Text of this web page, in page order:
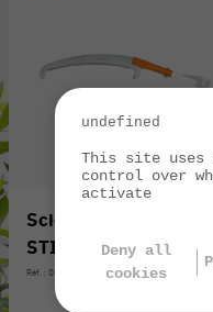
Scie télescopique
STIHL PR 38 CT
Réf. : 0000-881-3672
undefined
This site uses
control over
activate
Deny all
cookies